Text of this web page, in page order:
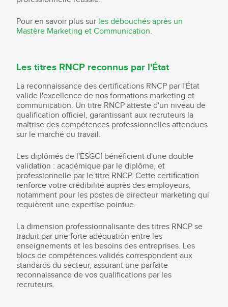
Pour en savoir plus sur les débouchés après un
Mastère Marketing et Communication.
Les titres RNCP reconnus par l'État
La reconnaissance des certifications RNCP par l'État
valide l'excellence de nos formations marketing et
communication. Un titre RNCP atteste d'un niveau de
qualification officiel, garantissant aux recruteurs la
maîtrise des compétences professionnelles attendues
sur le marché du travail.
Les diplômés de l'ESGCI bénéficient d'une double
validation : académique par le diplôme, et
professionnelle par le titre RNCP. Cette certification
renforce votre crédibilité auprès des employeurs,
notamment pour les postes de directeur marketing qui
requièrent une expertise pointue.
La dimension professionnalisante des titres RNCP se
traduit par une forte adéquation entre les
enseignements et les besoins des entreprises. Les
blocs de compétences validés correspondent aux
standards du secteur, assurant une parfaite
reconnaissance de vos qualifications par les
recruteurs.